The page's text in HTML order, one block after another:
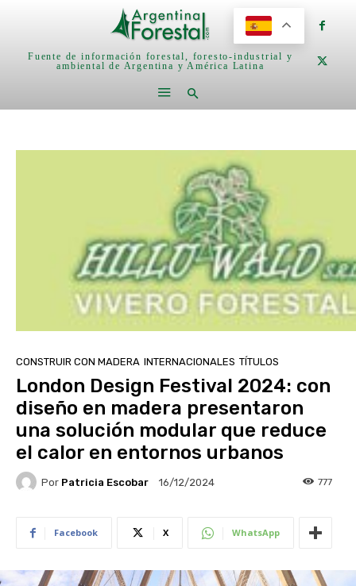
Fuente de información forestal, foresto-industrial y
ambiental de Argentina y América Latina
CONSTRUIR CON MADERA INTERNACIONALES TÍTULOS
London Design Festival 2024: con
diseño en madera presentaron
una solución modular que reduce
el calor en entornos urbanos
Por Patricia Escobar 16/12/2024 777
Facebook X WhatsApp